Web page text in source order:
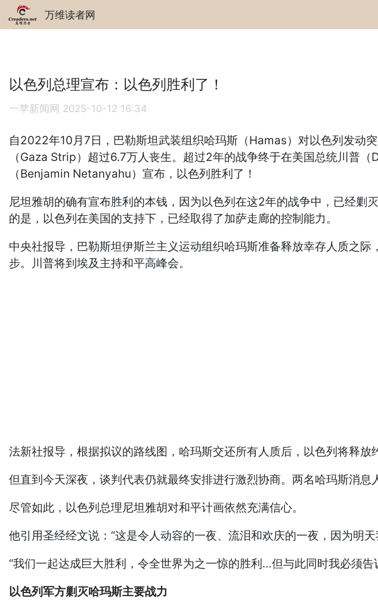
万维读者网
以色列总理宣布：以色列胜利了！
一苹新闻网 2025-10-12 16:34
自2022年10月7日，巴勒斯坦武装组织哈玛斯（Hamas）对以色列发动
（Gaza Strip）超过6.7万人丧生。超过2年的战争终于在美国总统川普
（Benjamin Netanyahu）宣布，以色列胜利了！
尼坦雅胡的确有宣布胜利的本钱，因为以色列在这2年的战争中，已经
的是，以色列在美国的支持下，已经取得了加萨走廊的控制能力。
中央社报导，巴勒斯坦伊斯兰主义运动组织哈玛斯准备释放幸存人质之
步。川普将到埃及主持和平高峰会。
法新社报导，根据拟议的路线图，哈玛斯交还所有人质后，以色列将释放
但直到今天深夜，谈判代表仍就最终安排进行激烈协商。两名哈玛斯消
尽管如此，以色列总理尼坦雅胡对和平计画依然充满信心。
他引用圣经经文说：“这是令人动容的一夜、流泪和欢庆的一夜，因为明
“我们一起达成巨大胜利，令全世界为之一惊的胜利…但与此同时我必须告
以色列军方剿灭哈玛斯主要战力